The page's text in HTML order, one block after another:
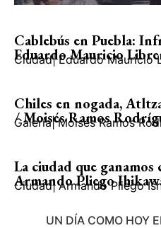
Cablebús en Puebla:
Eduardo Mauricio
Ciudad| Eduardo Mauricio
Chiles en nogada,
/ Moisés Ramos
Galería| Moisés Ramos
La ciudad que
Armando Pliego
Ciudad| Armando Pliego
UN DÍA COMO HOY